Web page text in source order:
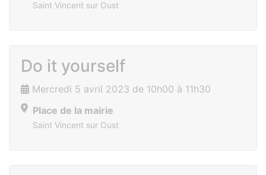
Saint Vincent sur Oust
Do it yourself
Mercredi 5 avril 2023 de 10h00 à 11h30
Place de la mairie
Saint Vincent sur Oust